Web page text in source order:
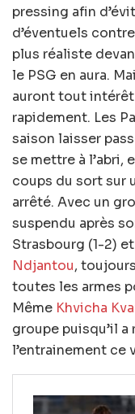
pressing afin
d’éventuels
plus réaliste
le PSG en aura.
auront tout
rapidement. Les
saison laisser
se mettre à l’abri,
coups du sort sur
arrêté. Avec un
suspendu après
Strasbourg (1-2)
Ndjantou,
toutes les armes
Même Khvicha
groupe puisqu’il
l’entrainement ce